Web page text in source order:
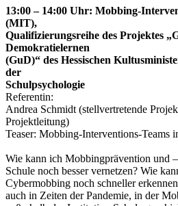
13:00 – 14:00 Uhr: Mobbing-
(MIT),
Qualifizierungsreihe des Projektes
Demokratielernen
(GuD)“ des Hessischen
der
Schulpsychologie
Referentin:
Andrea Schmidt (stellvertretende
Projektleitung)
Teaser: Mobbing-Interventions-Teams
Wie kann ich Mobbingprävention und
Schule noch besser vernetzen? Wie
Cybermobbing noch schneller
auch in Zeiten der Pandemie, in der